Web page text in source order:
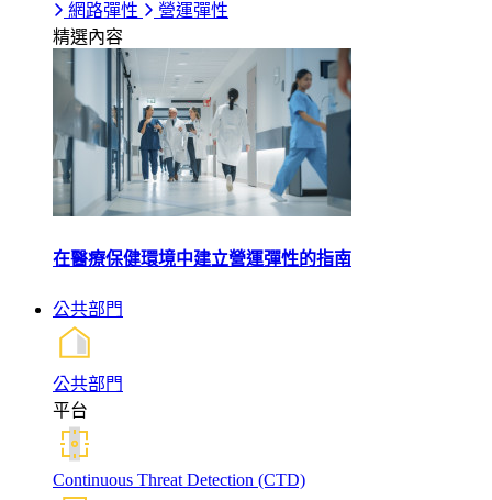
網路彈性
營運彈性
精選內容
在醫療保健環境中建立營運彈性的指南
公共部門
公共部門
平台
Continuous Threat Detection (CTD)